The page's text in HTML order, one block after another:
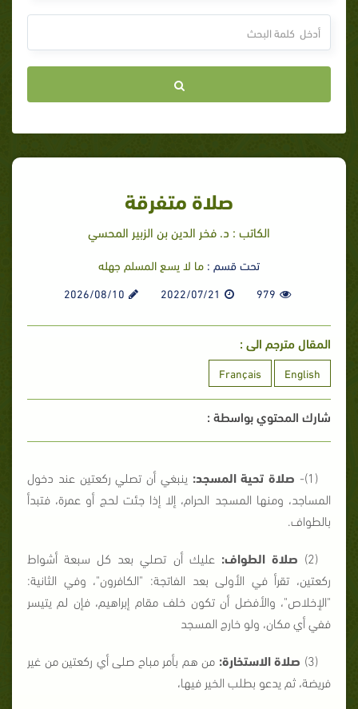
صلاة متفرقة
الكاتب : د. فخر الدين بن الزبير المحسي
تحت قسم : ما لا يسع المسلم جهله
979
2022/07/21
2026/08/10
المقال مترجم الى :
English
Français
شارك المحتوي بواسطة :
(1)- صلاة تحية المسجد: ينبغي أن تصلي ركعتين عند دخول
المساجد، ومنها المسجد الحرام، إلا إذا جئت لحج أو عمرة، فتبدأ
بالطواف.
(2) صلاة الطواف: عليك أن تصلي بعد كل سبعة أشواط
ركعتين، تقرأ في الأولى بعد الفاتجة: "الكافرون"، وفي الثانية:
"الإخلاص"، والأفضل أن تكون خلف مقام إبراهيم، فإن لم يتيسر
ففي أي مكان، ولو خارج المسجد
(3) صلاة الاستخارة: من هم بأمر مباح صلى أي ركعتين من غير
فريضة، ثم يدعو بطلب الخير فيها،